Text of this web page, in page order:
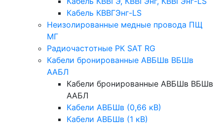
Кабель КВВГЭнг-LS
Неизолированные медные провода ПЩ
МГ
Радиочастотные РК SAT RG
Кабели бронированные АВБШв ВБШв
ААБЛ
Кабели бронированные АВБШв ВБШв
ААБЛ
Кабели АВБШв (0,66 кВ)
Кабели АВБШв (1 кВ)